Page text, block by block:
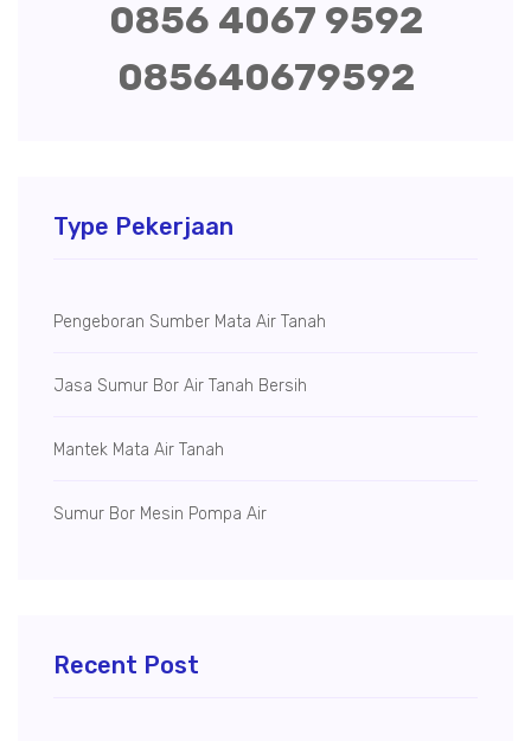
0856 4067 9592
085640679592
Type Pekerjaan
Pengeboran Sumber Mata Air Tanah
Jasa Sumur Bor Air Tanah Bersih
Mantek Mata Air Tanah
Sumur Bor Mesin Pompa Air
Recent Post